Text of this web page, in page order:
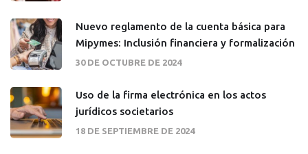
Nuevo reglamento de la cuenta básica para
Mipymes: Inclusión financiera y formalización
30 DE OCTUBRE DE 2024
Uso de la firma electrónica en los actos
jurídicos societarios
18 DE SEPTIEMBRE DE 2024